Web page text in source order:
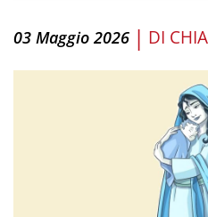
03 Maggio 2026 | DI